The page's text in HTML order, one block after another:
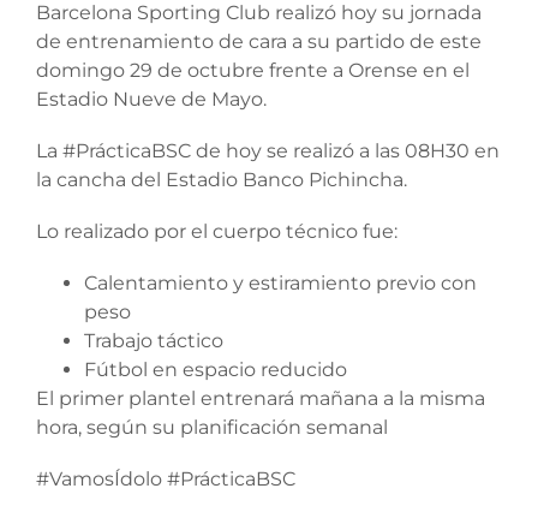
Barcelona Sporting Club realizó hoy su jornada
de entrenamiento de cara a su partido de este
domingo 29 de octubre frente a Orense en el
Estadio Nueve de Mayo.
La #PrácticaBSC de hoy se realizó a las 08H30 en
la cancha del Estadio Banco Pichincha.
Lo realizado por el cuerpo técnico fue:
Calentamiento y estiramiento previo con
peso
Trabajo táctico
Fútbol en espacio reducido
El primer plantel entrenará mañana a la misma
hora, según su planificación semanal
#VamosÍdolo #PrácticaBSC